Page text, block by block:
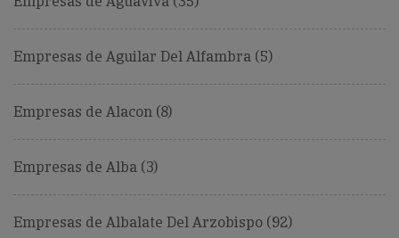
Empresas de Aguilar Del Alfambra (5)
Empresas de Alacon (8)
Empresas de Alba (3)
Empresas de Albalate Del Arzobispo (92)